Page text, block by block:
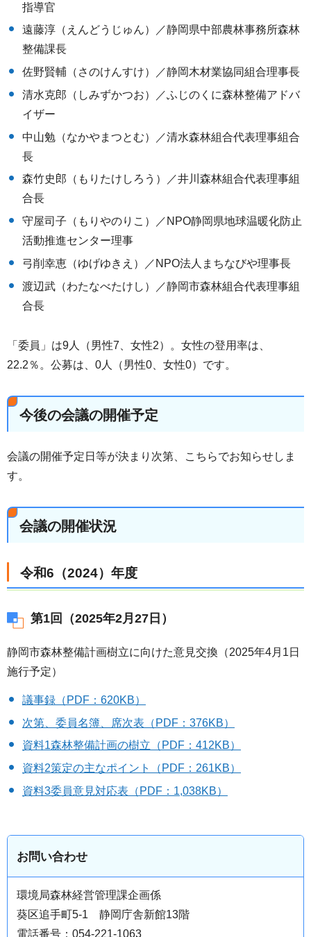
指導官
遠藤淳（えんどうじゅん）／静岡県中部農林事務所森林
整備課長
佐野賢輔（さのけんすけ）／静岡木材業協同組合理事長
清水克郎（しみずかつお）／ふじのくに森林整備アドバ
イザー
中山勉（なかやまつとむ）／清水森林組合代表理事組合
長
森竹史郎（もりたけしろう）／井川森林組合代表理事組
合長
守屋司子（もりやのりこ）／NPO静岡県地球温暖化防止
活動推進センター理事
弓削幸恵（ゆげゆきえ）／NPO法人まちなびや理事長
渡辺武（わたなべたけし）／静岡市森林組合代表理事組
合長
「委員」は9人（男性7、女性2）。女性の登用率は、
22.2％。公募は、0人（男性0、女性0）です。
今後の会議の開催予定
会議の開催予定日等が決まり次第、こちらでお知らせしま
す。
会議の開催状況
令和6（2024）年度
第1回（2025年2月27日）
静岡市森林整備計画樹立に向けた意見交換（2025年4月1日
施行予定）
議事録（PDF：620KB）
次第、委員名簿、席次表（PDF：376KB）
資料1森林整備計画の樹立（PDF：412KB）
資料2策定の主なポイント（PDF：261KB）
資料3委員意見対応表（PDF：1,038KB）
お問い合わせ
環境局森林経営管理課企画係
葵区追手町5-1 静岡庁舎新館13階
電話番号：054-221-1063